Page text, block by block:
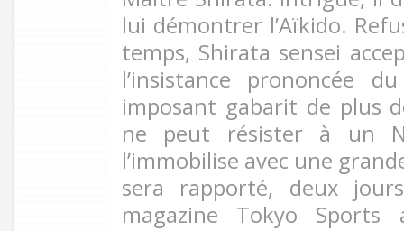
lui démontrer l’Aïkido.
temps, Shirata sensei
l’insistance prononcée
imposant gabarit de plus
ne peut résister à un
l’immobilise avec une
sera rapporté, deux
magazine Tokyo